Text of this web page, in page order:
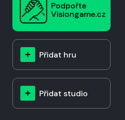
Podpořte
Visiongame.cz
Přidat hru
Přidat studio